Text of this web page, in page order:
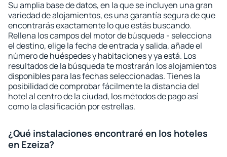
Su amplia base de datos, en la que se incluyen una gran
variedad de alojamientos, es una garantía segura de que
encontrarás exactamente lo que estás buscando.
Rellena los campos del motor de búsqueda - selecciona
el destino, elige la fecha de entrada y salida, añade el
número de huéspedes y habitaciones y ya está. Los
resultados de la búsqueda te mostrarán los alojamientos
disponibles para las fechas seleccionadas. Tienes la
posibilidad de comprobar fácilmente la distancia del
hotel al centro de la ciudad, los métodos de pago así
como la clasificación por estrellas.
¿Qué instalaciones encontraré en los hoteles
en Ezeiza?